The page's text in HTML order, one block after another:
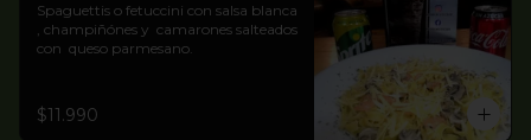
Spaguettis o fetuccini con salsa blanca
, champiñónes y  camarones salteados
con  queso parmesano.
$11.990